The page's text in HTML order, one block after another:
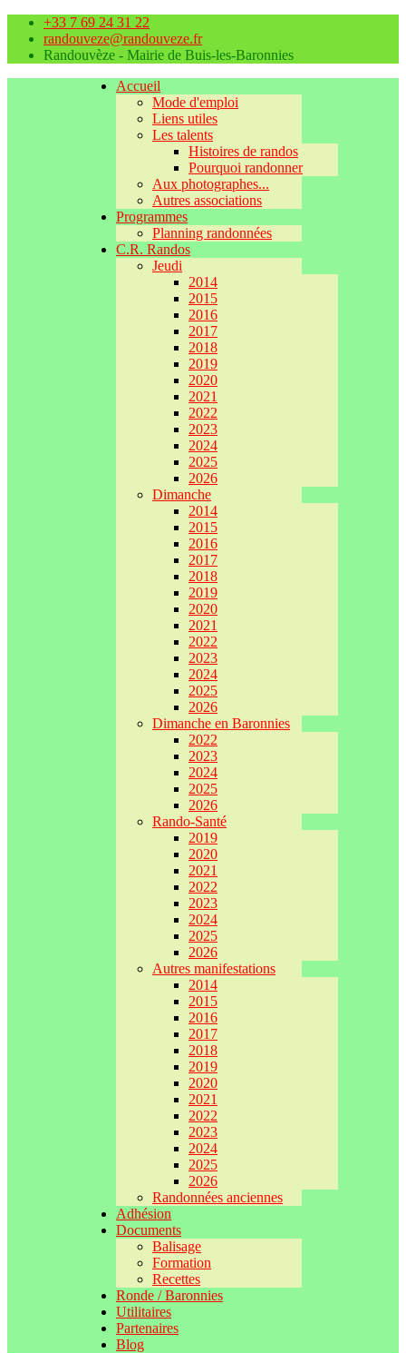
+33 7 69 24 31 22
randouveze@randouveze.fr
Randouvèze - Mairie de Buis-les-Baronnies
Accueil
Mode d'emploi
Liens utiles
Les talents
Histoires de randos
Pourquoi randonner
Aux photographes...
Autres associations
Programmes
Planning randonnées
C.R. Randos
Jeudi
2014
2015
2016
2017
2018
2019
2020
2021
2022
2023
2024
2025
2026
Dimanche
2014
2015
2016
2017
2018
2019
2020
2021
2022
2023
2024
2025
2026
Dimanche en Baronnies
2022
2023
2024
2025
2026
Rando-Santé
2019
2020
2021
2022
2023
2024
2025
2026
Autres manifestations
2014
2015
2016
2017
2018
2019
2020
2021
2022
2023
2024
2025
2026
Randonnées anciennes
Adhésion
Documents
Balisage
Formation
Recettes
Ronde / Baronnies
Utilitaires
Partenaires
Blog